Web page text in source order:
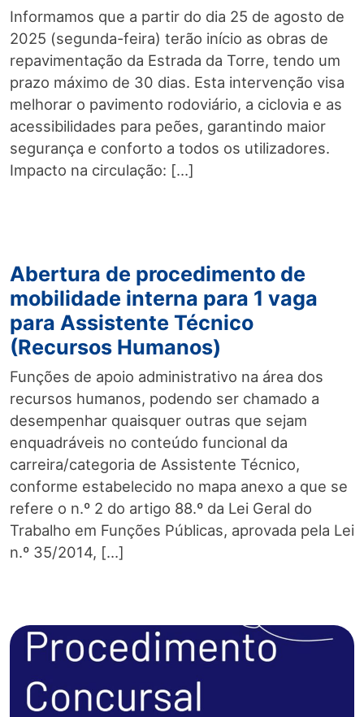
Informamos que a partir do dia 25 de agosto de
2025 (segunda-feira) terão início as obras de
repavimentação da Estrada da Torre, tendo um
prazo máximo de 30 dias. Esta intervenção visa
melhorar o pavimento rodoviário, a ciclovia e as
acessibilidades para peões, garantindo maior
segurança e conforto a todos os utilizadores.
Impacto na circulação: […]
Abertura de procedimento de
mobilidade interna para 1 vaga
para Assistente Técnico
(Recursos Humanos)
Funções de apoio administrativo na área dos
recursos humanos, podendo ser chamado a
desempenhar quaisquer outras que sejam
enquadráveis no conteúdo funcional da
carreira/categoria de Assistente Técnico,
conforme estabelecido no mapa anexo a que se
refere o n.º 2 do artigo 88.º da Lei Geral do
Trabalho em Funções Públicas, aprovada pela Lei
n.º 35/2014, […]